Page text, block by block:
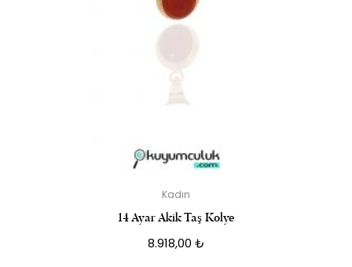
Kadın
14 Ayar Akik Taş Kolye
8.918,00 ₺